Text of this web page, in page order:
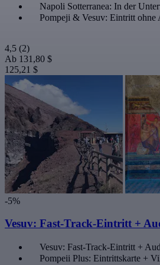
Napoli Sotterranea: In der
Pompeji & Vesuv: Eintritt ohne
4,5 (2)
Ab 131,80 $
125,21 $
-5%
Vesuv: Fast-Track-Eintritt +
Vesuv: Fast-Track-Eintritt +
Pompeii Plus: Eintrittskarte +